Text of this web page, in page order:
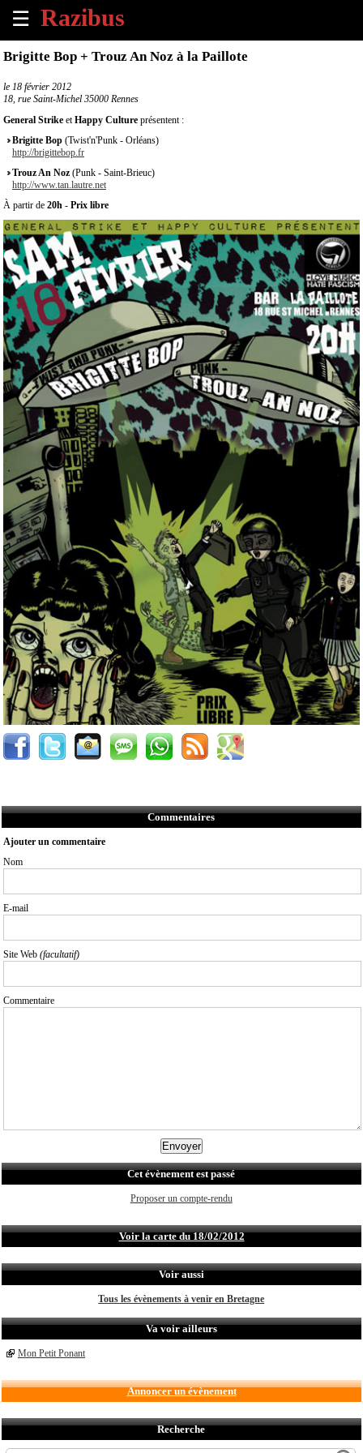
☰
×
Tous
évènements
à
venir
un
évènement
Contact
À
propos
Brigitte Bop + Trouz An Noz à la Paillote
le 18 février 2012
18, rue Saint-Michel 35000 Rennes
General Strike etHappy Culture présentent :
Brigitte Bop (Twist'n'Punk - Orléans)
http://brigittebop.fr
Trouz An Noz (Punk - Saint-Brieuc)
http://www.tan.lautre.net
À partir de 20h - Prix libre
Commentaires
Ajouter un commentaire
Nom
E-mail
Site Web (facultatif)
Commentaire
Cet évènement est passé
Proposer un compte-rendu
Voir la carte du 18/02/2012
Voir aussi
Tous les évènements à venir en Bretagne
Va voir ailleurs
Mon Petit Ponant
Annoncer un évènement
Recherche